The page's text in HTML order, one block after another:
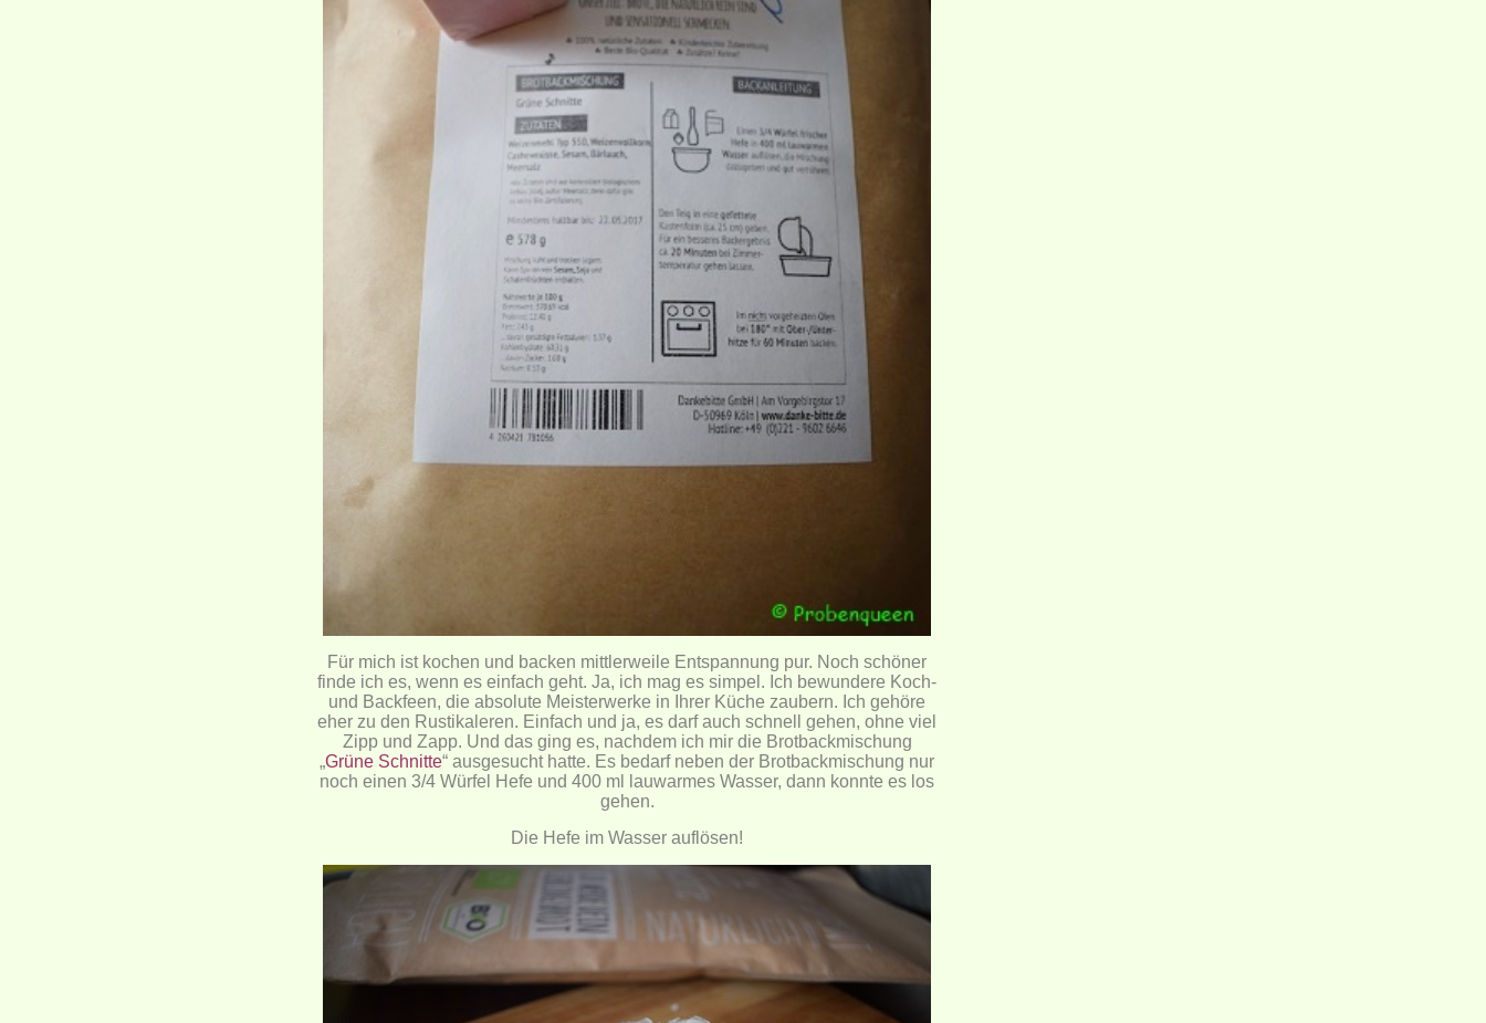
Für mich ist kochen und backen mittlerweile Entspannung pur. Noch schöner
finde ich es, wenn es einfach geht. Ja, ich mag es simpel. Ich bewundere Koch-
und Backfeen, die absolute Meisterwerke in Ihrer Küche zaubern. Ich gehöre
eher zu den Rustikaleren. Einfach und ja, es darf auch schnell gehen, ohne viel
Zipp und Zapp. Und das ging es, nachdem ich mir die Brotbackmischung
„Grüne Schnitte“ ausgesucht hatte. Es bedarf neben der Brotbackmischung nur
noch einen 3/4 Würfel Hefe und 400 ml lauwarmes Wasser, dann konnte es los
gehen.
Die Hefe im Wasser auflösen!